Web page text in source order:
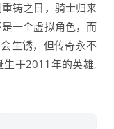
铸之日，骑士归来
一个虚拟角色，而
生锈，但传奇永不
于2011年的英雄,